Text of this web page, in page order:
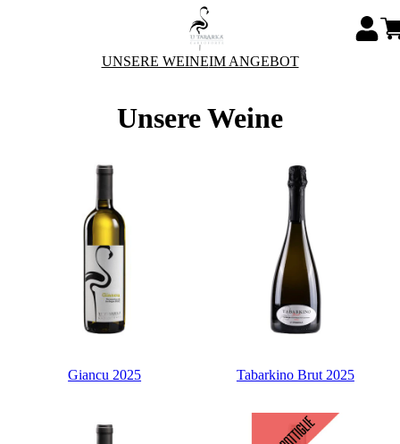
UNSERE WEINEIM ANGEBOT
Unsere Weine
Giancu 2025 Tabarkino Brut 2025